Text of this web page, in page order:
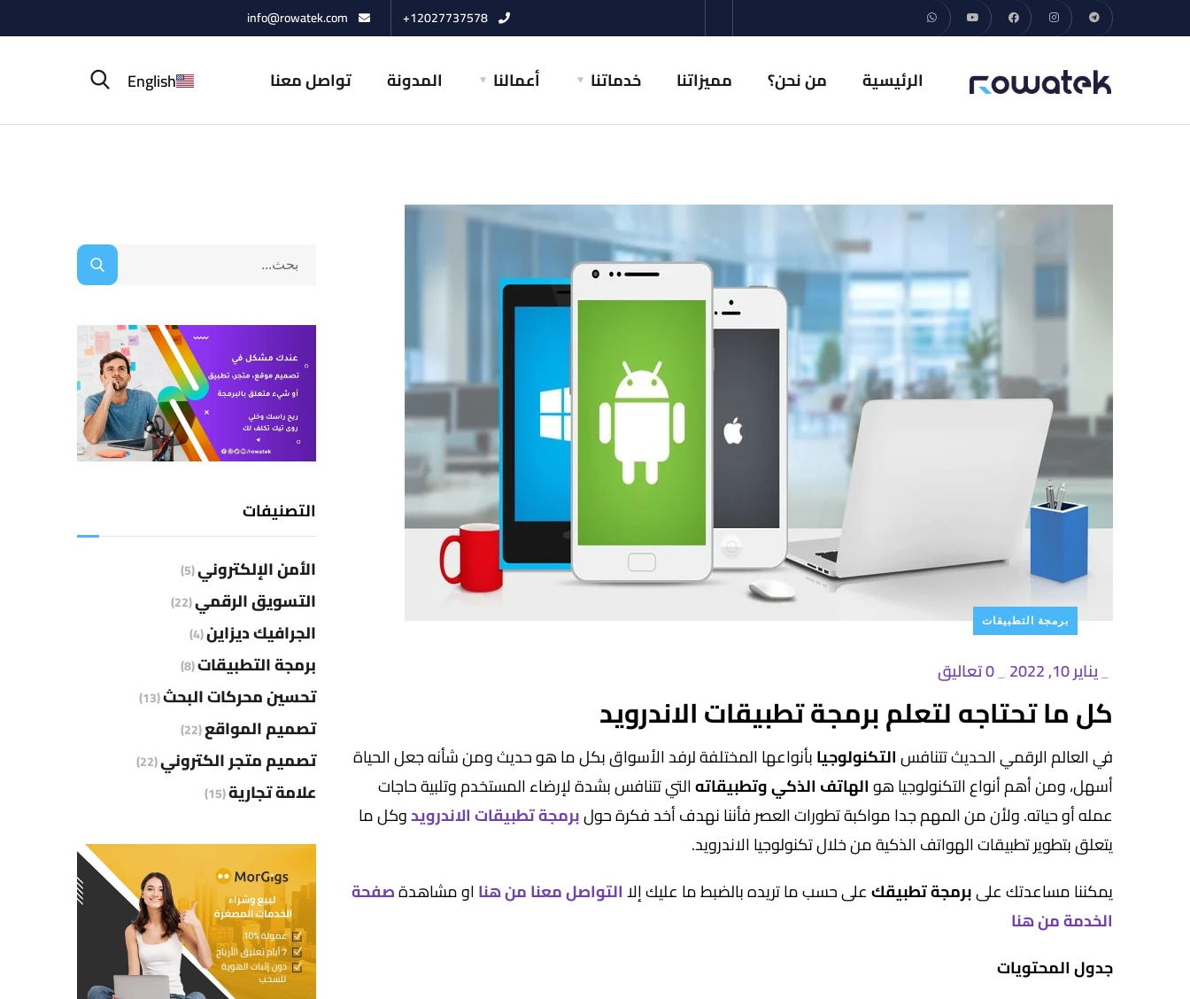
12027737578+
info@rowatek.com
الرئيسية من نحن؟ مميزاتنا خدماتنا أعمالنا المدونة تواصل معنا English
برمجة التطبيقات
يناير 10, 2022 0 تعاليق
كل ما تحتاجه لتعلم برمجة تطبيقات الاندرويد
في العالم الرقمي الحديث تتنافسالتكنولوجيابأنواعها المختلفة لرفد الأسواق بكل ما هو حديث ومن شأنه جعل الحياة
أسهل، ومن أهم أنواع التكنولوجيا هوالهاتف الذكيوتطبيقاتهالتي تتنافس بشدة لإرضاء المستخدم وتلبية حاجات
عمله أو حياته. ولأن من المهم جدا مواكبة تطورات العصر فأننا نهدف أخد فكرة حولبرمجة تطبيقات الاندرويدوكل ما
يتعلق بتطوير تطبيقات الهواتف الذكية من خلال تكنولوجيا الاندرويد.
يمكننا مساعدتك علىبرمجة تطبيقكعلى حسب ما تريده بالضبط ما عليك إلاالتواصل معنا من هنااو مشاهدةصفحة
الخدمة من هنا
جدول المحتويات
التصنيفات
الأمن الإلكتروني(5)
التسويق الرقمي(22)
الجرافيك ديزاين(4)
برمجة التطبيقات(8)
تحسين محركات البحث(13)
تصميم المواقع(22)
تصميم متجر الكتروني(22)
علامة تجارية(15)